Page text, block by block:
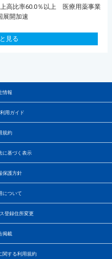
高比率60.0％以上 医療用薬事業
展開加速
見る
情報
用ガイド
規約
に基づく表示
保護方針
について
登録住所変更
掲載
関する利用規約